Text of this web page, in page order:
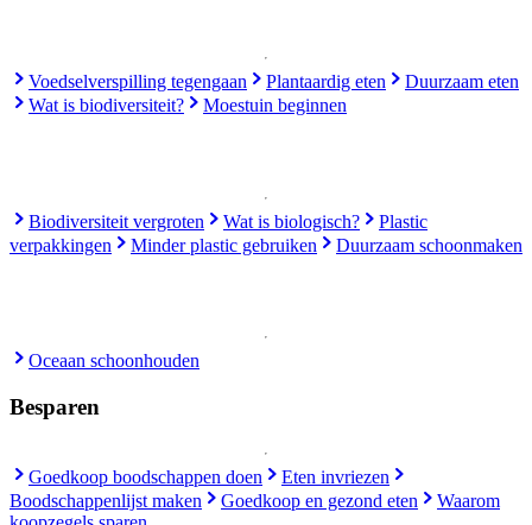
Voedselverspilling tegengaan Plantaardig eten
Duurzaam eten
Wat is biodiversiteit?
Moestuin beginnen
Biodiversiteit vergroten Wat is biologisch?
Plastic
verpakkingen
Minder plastic gebruiken Duurzaam schoonmaken
Oceaan schoonhouden
Besparen
Goedkoop boodschappen doen
Eten invriezen
Boodschappenlijst maken
Goedkoop en gezond eten
Waarom